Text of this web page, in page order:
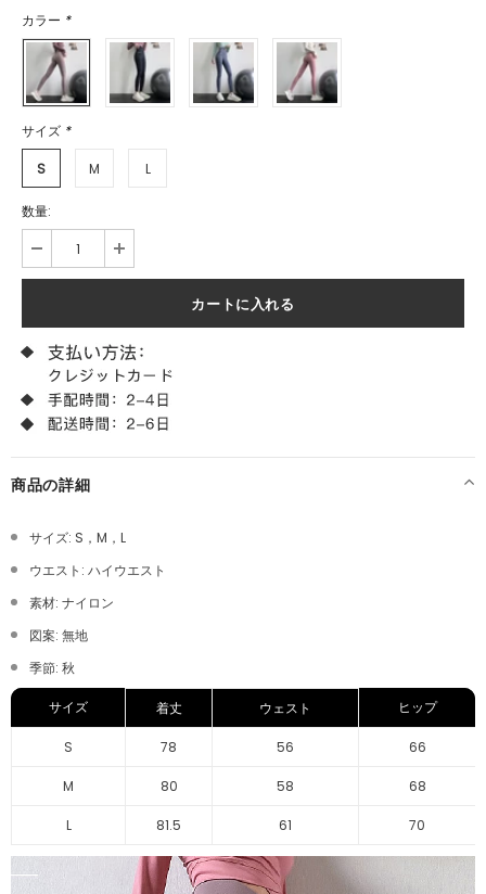
カラー *
サイズ *
S M L
数量:
商品の詳細
サイズ: S，M，L
ウエスト: ハイウエスト
素材: ナイロン
図案: 無地
季節: 秋
サイズ 着丈 ウェスト ヒップ
S 78 56 66
M 80 58 68
L 81.5 61 70